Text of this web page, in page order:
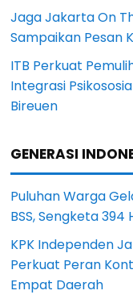
Jaga Jakarta On
Sampaikan Pesan
ITB Perkuat
Integrasi
Bireuen
GENERASI
Puluhan Warga
BSS, Sengketa
KPK Independen
Perkuat Peran
Empat Daerah